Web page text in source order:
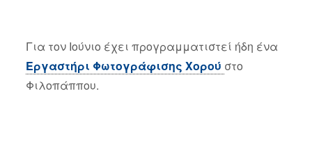
Για τον Ιούνιο έχει προγραμματιστεί ήδη ένα
Εργαστήρι Φωτογράφισης Χορού στο
Φιλοπάππου.